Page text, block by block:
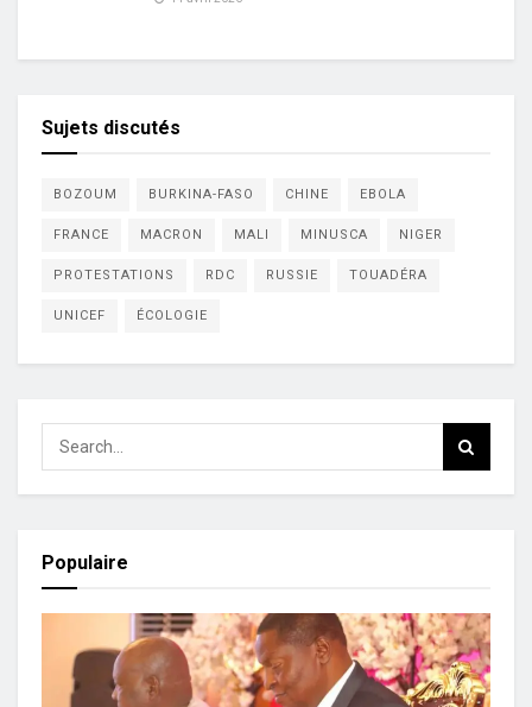
Sujets discutés
BOZOUM BURKINA-FASO CHINE EBOLA
FRANCE MACRON MALI MINUSCA NIGER
PROTESTATIONS RDC RUSSIE TOUADÉRA
UNICEF ÉCOLOGIE
Populaire